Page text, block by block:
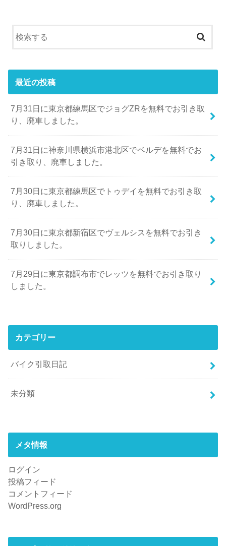
最近の投稿
7月31日に東京都練馬区でジョグZRを無料でお引き取
り、廃車しました。
7月31日に神奈川県横浜市港北区でベルデを無料でお
引き取り、廃車しました。
7月30日に東京都練馬区でトゥデイを無料でお引き取
り、廃車しました。
7月30日に東京都新宿区でヴェルシスを無料でお引き
取りしました。
7月29日に東京都調布市でレッツを無料でお引き取り
しました。
カテゴリー
バイク引取日記
未分類
メタ情報
ログイン
投稿フィード
コメントフィード
WordPress.org